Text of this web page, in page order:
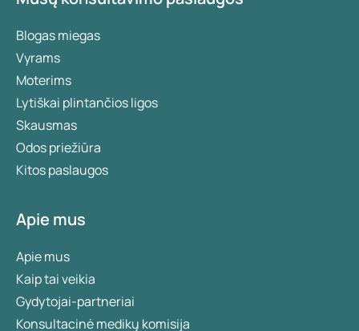
Blogas miegas
Vyrams
Moterims
Lytiškai plintančios ligos
Skausmas
Odos priežiūra
Kitos paslaugos
Apie mus
Apie mus
Kaip tai veikia
Gydytojai-partneriai
Konsultacinė medikų komisija